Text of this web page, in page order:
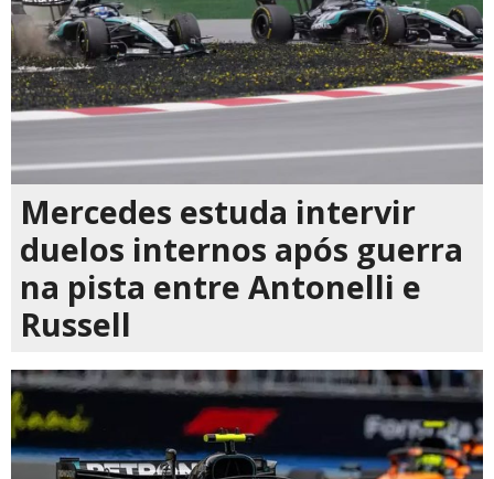
Mercedes estuda intervir
duelos internos após guerra
na pista entre Antonelli e
Russell